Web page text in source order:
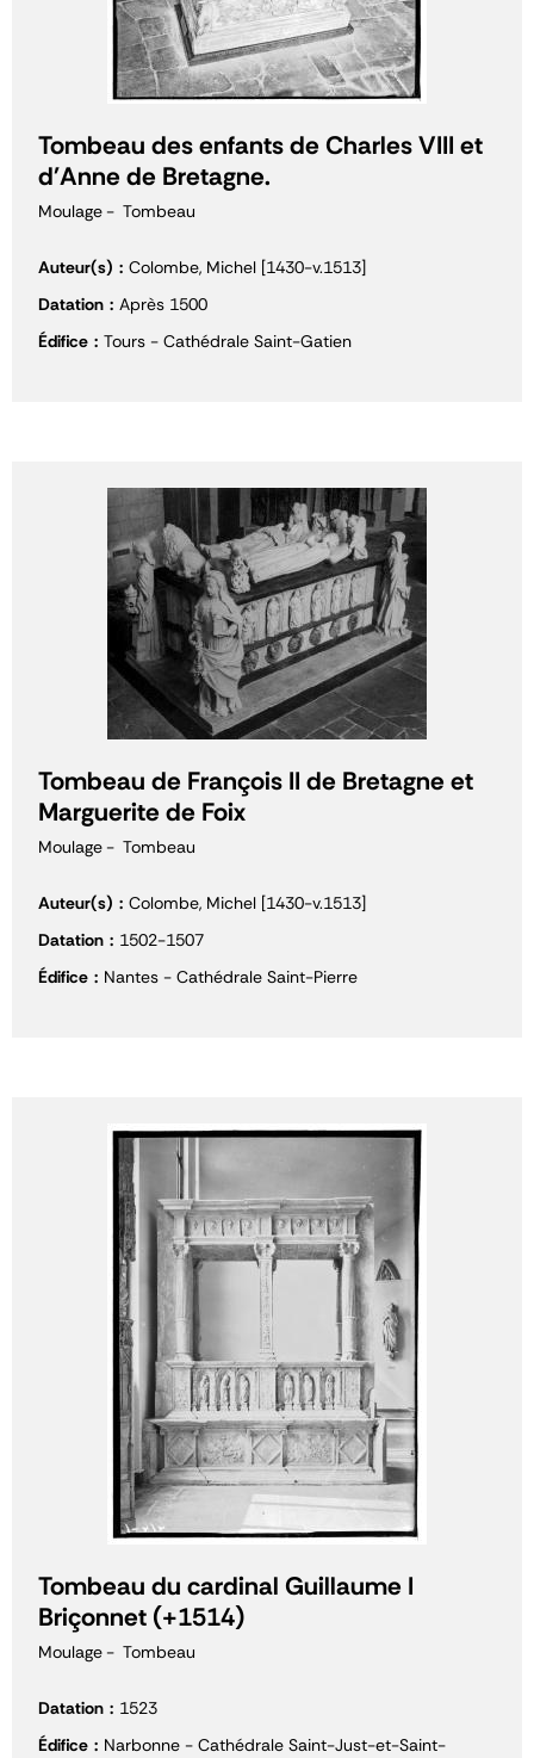
Tombeau des enfants de Charles VIII et
d'Anne de Bretagne.
Moulage Tombeau
Auteur(s)
Colombe, Michel [1430-v.1513]
Datation
Après 1500
Édifice
Tours - Cathédrale Saint-Gatien
Tombeau de François II de Bretagne et
Marguerite de Foix
Moulage Tombeau
Auteur(s)
Colombe, Michel [1430-v.1513]
Datation
1502-1507
Édifice
Nantes - Cathédrale Saint-Pierre
Tombeau du cardinal Guillaume I
Briçonnet (+1514)
Moulage Tombeau
Datation
1523
Édifice
Narbonne - Cathédrale Saint-Just-et-Saint-